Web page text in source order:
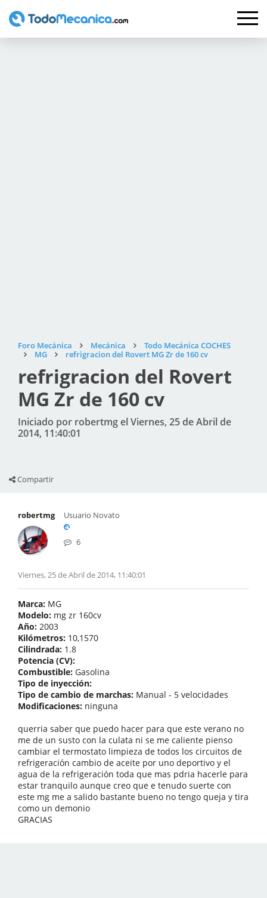
Foro Mecánica Mecánica
Todo Mecánica COCHES
MG
refrigracion del Rovert MG Zr de 160 cv
refrigracion del Rovert
MG Zr de 160 cv
Iniciado por robertmg el Viernes, 25 de Abril de
2014, 11:40:01
Compartir
robertmg Usuario Novato
6
Viernes, 25 de Abril de 2014, 11:40:01
Marca: MG
Modelo: mg zr 160cv
Año: 2003
Kilómetros: 10,1570
Cilindrada: 1.8
Potencia (CV):
Combustible: Gasolina
Tipo de inyección:
Tipo de cambio de marchas: Manual - 5 velocidades
Modificaciones: ninguna
querria saber que puedo hacer para que este verano no
me de un susto con la culata ni se me caliente pienso
cambiar el termostato limpieza de todos los circuitos de
refrigeración cambio de aceite por uno deportivo y el
agua de la refrigeración toda que mas pdria hacerle para
estar tranquilo aunque creo que e tenudo suerte con
este mg me a salido bastante bueno no tengo queja y tira
como un demonio
GRACIAS